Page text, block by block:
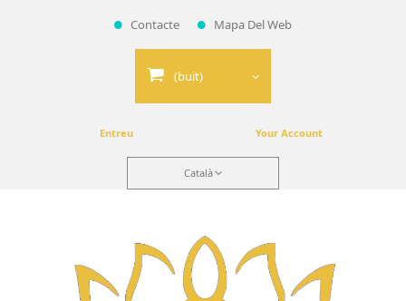
Contacte Mapa Del Web
(buit)
Entreu Your Account
Català